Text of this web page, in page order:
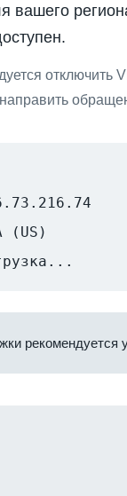
вашего
отключить
(US)
рекомендуется